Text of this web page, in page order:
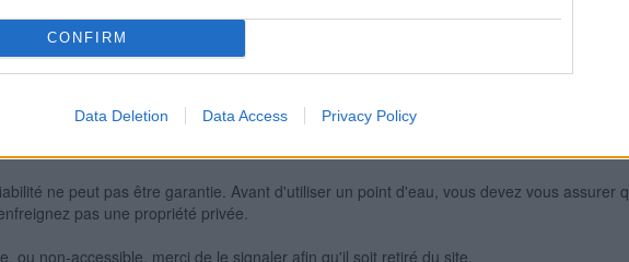
CONFIRM
Data Deletion Data Access Privacy Policy
ne peut pas être garantie. Avant d'utiliser un point d'eau, vous devez vous assurer
pas une propriété privée.
ou non-accessible, merci de le signaler afin qu'il soit retiré du site.